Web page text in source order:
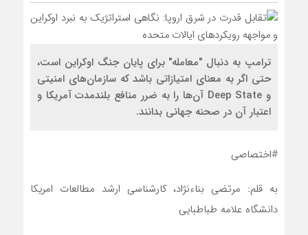
ترامپ به دنبال "معامله" برای پایان جنگ اوکراین است،
حتی اگر به معنای امتیازاتی باشد که سازمان‌های امنیتی
و Deep State آن‌ها را به ضرر منافع بلندمدت آمریکا و
اعتبار آن در صحنه جهانی بدانند.
#اختصاصی
به قلم: مرتضی بناءنژاد، کارشناسی ارشد مطالعات امریکا
دانشگاه علامه طباطبایی